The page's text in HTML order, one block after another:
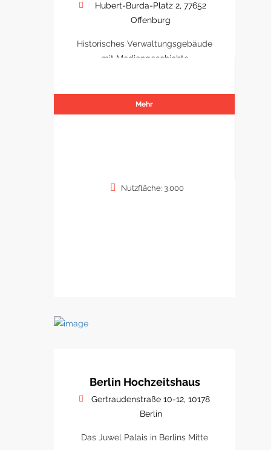
Hubert-Burda-Platz 2, 77652
Offenburg
Historisches Verwaltungsgebäude
mit Mediengeschichte
Mehr
Nutzfläche: 3.000
Berlin Hochzeitshaus
Gertraudenstraße 10-12, 10178
Berlin
Das Juwel Palais in Berlins Mitte